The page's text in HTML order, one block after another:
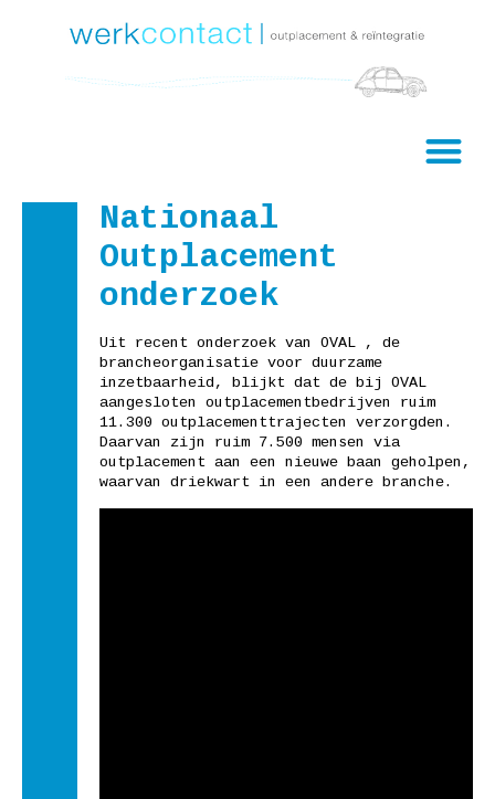
Nationaal
Outplacement
onderzoek
Uit recent onderzoek van OVAL , de
brancheorganisatie voor duurzame
inzetbaarheid, blijkt dat de bij OVAL
aangesloten outplacementbedrijven ruim
11.300 outplacementtrajecten verzorgden.
Daarvan zijn ruim 7.500 mensen via
outplacement aan een nieuwe baan geholpen,
waarvan driekwart in een andere branche.